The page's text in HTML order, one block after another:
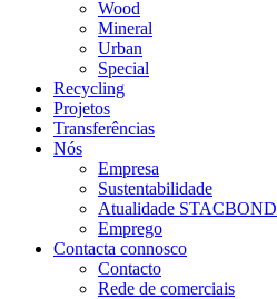
Wood
Mineral
Urban
Special
Recycling
Projetos
Transferências
Nós
Empresa
Sustentabilidade
Atualidade STACBOND
Emprego
Contacta connosco
Contacto
Rede de comerciais